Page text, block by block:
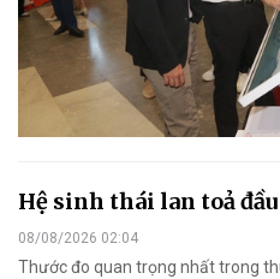
Hệ sinh thái lan toả
08/08/2026 02:04
Thước đo quan trọng nhất trong